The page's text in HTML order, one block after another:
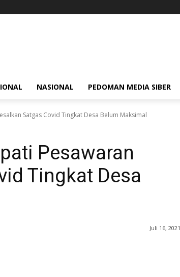
NASIONAL PEDOMAN MEDIA SIBER
Satgas Covid Tingkat Desa Belum Maksimal
Pesawaran
Tingkat Desa
Juli 16, 2021